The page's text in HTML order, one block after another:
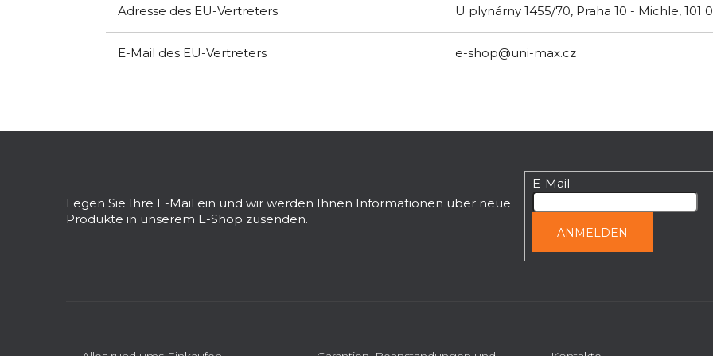
Adresse des EU-Vertreters U plynárny 1455/70, Praha 10 - Michle, 101
E-Mail des EU-Vertreters e-shop@uni-max.cz
Legen Sie Ihre E-Mail ein und wir werden Ihnen Informationen über neue
Produkte in unserem E-Shop zusenden.
E-Mail
ANMELDEN